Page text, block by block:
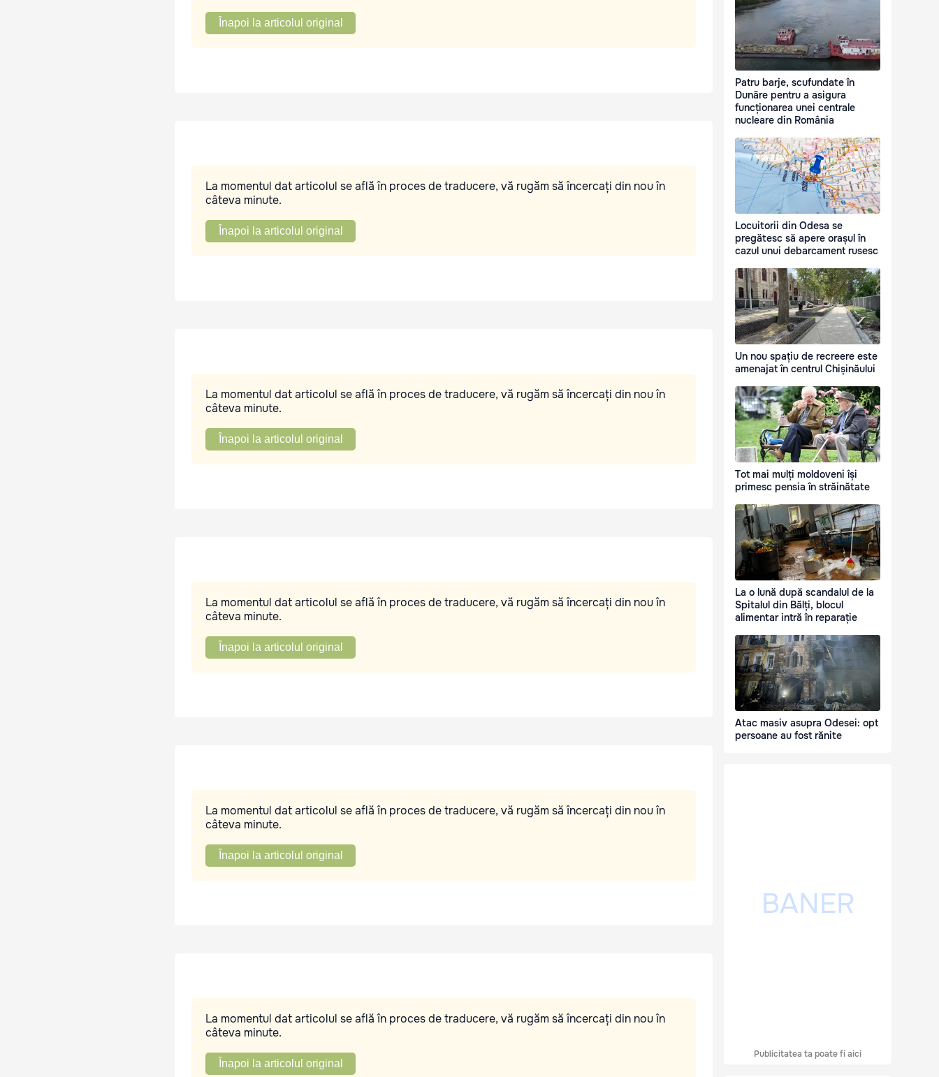
Înapoi la articolul original
La momentul dat articolul se află în proces de traducere, vă rugăm să încercați din nou în
câteva minute.
Înapoi la articolul original
La momentul dat articolul se află în proces de traducere, vă rugăm să încercați din nou în
câteva minute.
Înapoi la articolul original
La momentul dat articolul se află în proces de traducere, vă rugăm să încercați din nou în
câteva minute.
Înapoi la articolul original
La momentul dat articolul se află în proces de traducere, vă rugăm să încercați din nou în
câteva minute.
Înapoi la articolul original
La momentul dat articolul se află în proces de traducere, vă rugăm să încercați din nou în
câteva minute.
Înapoi la articolul original
Patru barje, scufundate în
Dunăre pentru a asigura
funcționarea unei centrale
nucleare din România
Locuitorii din Odesa se
pregătesc să apere orașul în
cazul unui debarcament rusesc
Un nou spațiu de recreere este
amenajat în centrul Chișinăului
Tot mai mulți moldoveni își
primesc pensia în străinătate
La o lună după scandalul de la
Spitalul din Bălți, blocul
alimentar intră în reparație
Atac masiv asupra Odesei: opt
persoane au fost rănite
Publicitatea ta poate fi aici